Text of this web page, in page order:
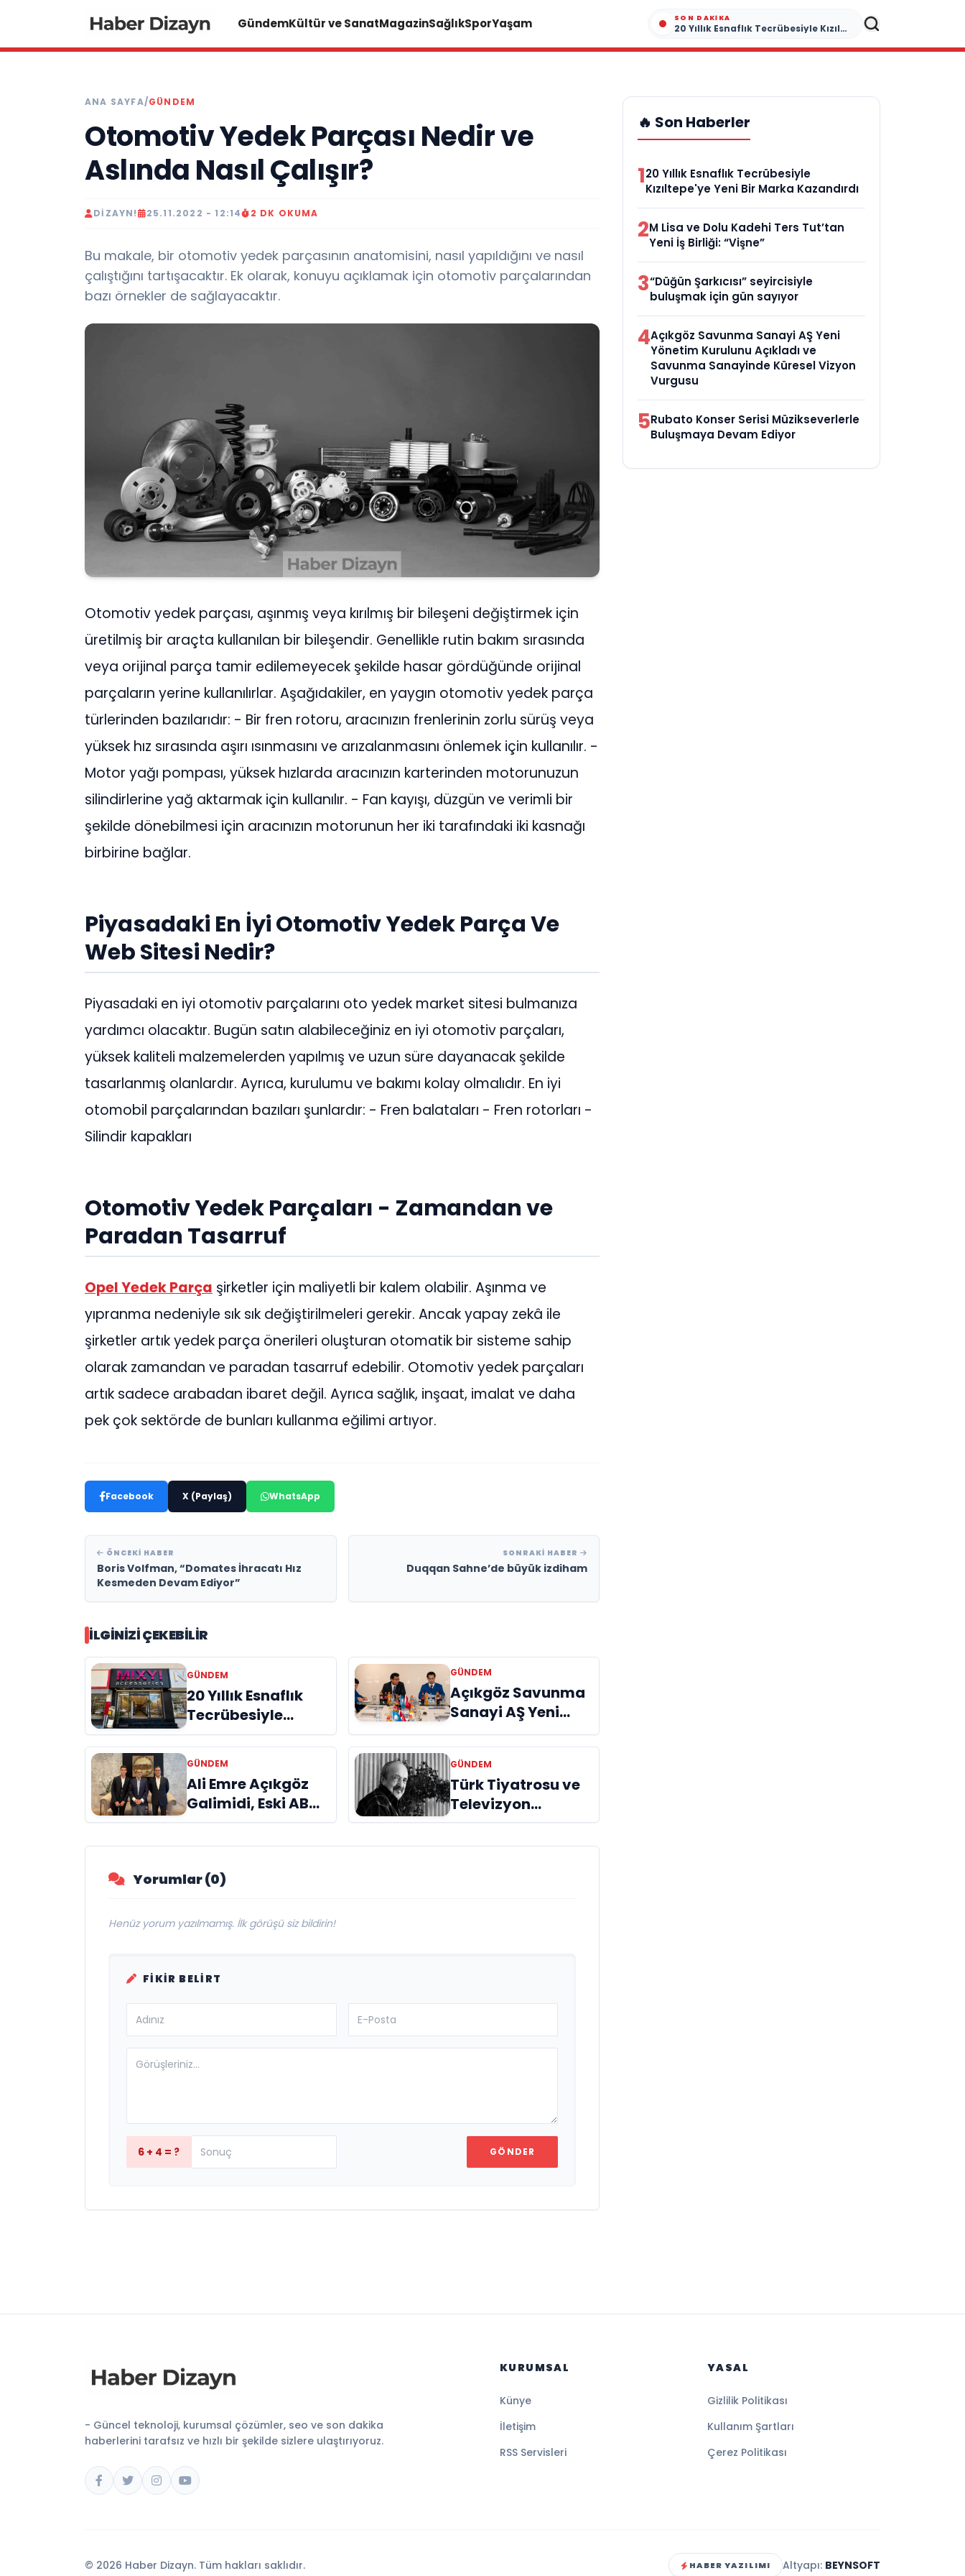
GündemKültür ve SanatMagazinSağlıkSporYaşam SON DAKIKA
20 Yıllık Esnaflık Tecrübesiyle Kızıltepe'ye Yeni Bir Marka Kazandırdı
ANA SAYFA/GÜNDEM
Otomotiv Yedek Parçası Nedir ve
Aslında Nasıl Çalışır?
DIZAYN! 25.11.2022 - 12:14 2 DK OKUMA
Bu makale, bir otomotiv yedek parçasının anatomisini, nasıl yapıldığını ve nasıl
çalıştığını tartışacaktır. Ek olarak, konuyu açıklamak için otomotiv parçalarından
bazı örnekler de sağlayacaktır.
Otomotiv yedek parçası, aşınmış veya kırılmış bir bileşeni değiştirmek için
üretilmiş bir araçta kullanılan bir bileşendir. Genellikle rutin bakım sırasında
veya orijinal parça tamir edilemeyecek şekilde hasar gördüğünde orijinal
parçaların yerine kullanılırlar. Aşağıdakiler, en yaygın otomotiv yedek parça
türlerinden bazılarıdır: - Bir fren rotoru, aracınızın frenlerinin zorlu sürüş veya
yüksek hız sırasında aşırı ısınmasını ve arızalanmasını önlemek için kullanılır. -
Motor yağı pompası, yüksek hızlarda aracınızın karterinden motorunuzun
silindirlerine yağ aktarmak için kullanılır. - Fan kayışı, düzgün ve verimli bir
şekilde dönebilmesi için aracınızın motorunun her iki tarafındaki iki kasnağı
birbirine bağlar.
Piyasadaki En İyi Otomotiv Yedek Parça Ve
Web Sitesi Nedir?
Piyasadaki en iyi otomotiv parçalarını oto yedek market sitesi bulmanıza
yardımcı olacaktır. Bugün satın alabileceğiniz en iyi otomotiv parçaları,
yüksek kaliteli malzemelerden yapılmış ve uzun süre dayanacak şekilde
tasarlanmış olanlardır. Ayrıca, kurulumu ve bakımı kolay olmalıdır. En iyi
otomobil parçalarından bazıları şunlardır: - Fren balataları - Fren rotorları -
Silindir kapakları
Otomotiv Yedek Parçaları - Zamandan ve
Paradan Tasarruf
Opel Yedek Parça şirketler için maliyetli bir kalem olabilir. Aşınma ve
yıpranma nedeniyle sık sık değiştirilmeleri gerekir. Ancak yapay zekâ ile
şirketler artık yedek parça önerileri oluşturan otomatik bir sisteme sahip
olarak zamandan ve paradan tasarruf edebilir. Otomotiv yedek parçaları
artık sadece arabadan ibaret değil. Ayrıca sağlık, inşaat, imalat ve daha
pek çok sektörde de bunları kullanma eğilimi artıyor.
Facebook X (Paylaş) WhatsApp
ÖNCEKI HABER
Boris Volfman, “Domates İhracatı Hız
Kesmeden Devam Ediyor”
SONRAKI HABER
Duqqan Sahne’de büyük izdiham
İLGINIZI ÇEKEBILIR
GÜNDEM
20 Yıllık Esnaflık
Tecrübesiyle
Kızıltepe'ye Yeni
Bir Marka
Kazandırdı
GÜNDEM
Açıkgöz Savunma
Sanayi AŞ Yeni
Yönetim Kurulunu
Açıkladı ve
Savunma
Sanayinde Küresel
Vizyon Vurgusu
GÜNDEM
Ali Emre Açıkgöz
Galimidi, Eski AB
Bakanı ve
Büyükelçi Egemen
Geldi
GÜNDEM
Türk Tiyatrosu ve
Televizyon
Dünyasının Usta
İsmi Can Kolukısa
Yorumlar (0)
Henüz yorum yazılmamış. İlk görüşü siz bildirin!
FIKIR BELIRT
6 + 4 = ? GÖNDER
🔥 Son Haberler
120 Yıllık Esnaflık Tecrübesiyle
Kızıltepe'ye Yeni Bir Marka Kazandırdı
2M Lisa ve Dolu Kadehi Ters Tut’tan
Yeni İş Birliği: “Vişne”
3“Düğün Şarkıcısı” seyircisiyle
buluşmak için gün sayıyor
4Açıkgöz Savunma Sanayi AŞ Yeni
Yönetim Kurulunu Açıkladı ve
Savunma Sanayinde Küresel Vizyon
Vurgusu
5Rubato Konser Serisi Müzikseverlerle
Buluşmaya Devam Ediyor
- Güncel teknoloji, kurumsal çözümler, seo ve son dakika
haberlerini tarafsız ve hızlı bir şekilde sizlere ulaştırıyoruz.
KURUMSAL
Künye
İletişim
RSS Servisleri
YASAL
Gizlilik Politikası
Kullanım Şartları
Çerez Politikası
© 2026 Haber Dizayn. Tüm hakları saklıdır. HABER YAZILIMI Altyapı: BEYNSOFT